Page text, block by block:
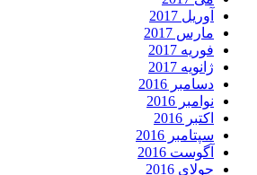
آوریل 2017
مارس 2017
فوریه 2017
ژانویه 2017
دسامبر 2016
نوامبر 2016
اکتبر 2016
سپتامبر 2016
آگوست 2016
جولای 2016